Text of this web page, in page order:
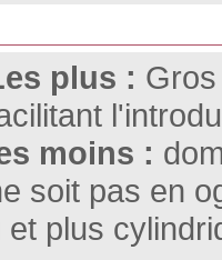
plus :
moins :
soit pas en
et plus